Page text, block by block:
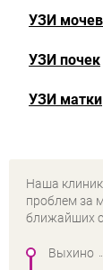
УЗИ
УЗИ почек
УЗИ матки
Наша
проблем за
ближайших
Выхино